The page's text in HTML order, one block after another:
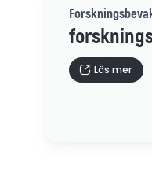
Läs mer